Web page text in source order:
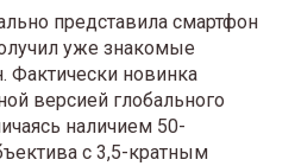
представила смартфон
уже знакомые
Фактически новинка
версией глобального
наличием 50-
с 3,5-кратным